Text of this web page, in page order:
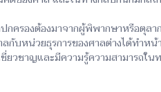
องต้องมาจากผู้พิพากษาหรือตุลาก
กับหน่วยธุรการของศาลต่างได้ทำ
ชาญและมีความรู้ความสามารถใน